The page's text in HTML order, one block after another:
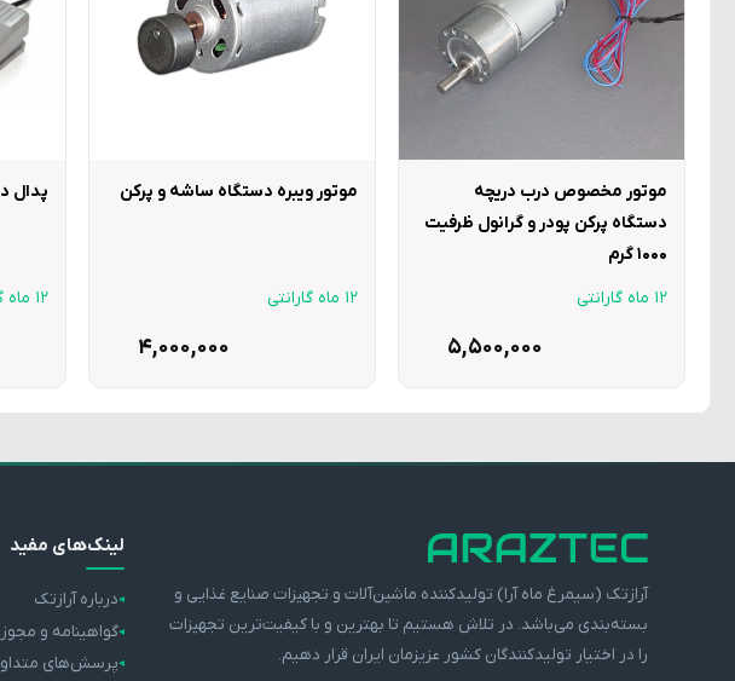
موتور مخصوص درب دریچه
دستگاه پرکن پودر و گرانول ظرفیت
1000 گرم
12 ماه گارانتی
5,500,000
موتور ویبره دستگاه ساشه و پرکن
12 ماه گارانتی
4,000,000
پدال
12 ماه گارانتی
آرازتک (سیمرغ ماه آرا) تولیدکننده ماشین‌آلات و تجهیزات صنایع غذایی و
بسته‌بندی می‌باشد. در تلاش هستیم تا بهترین و با کیفیت‌ترین تجهیزات
را در اختیار تولیدکنندگان کشور عزیزمان ایران قرار دهیم.
لینک‌های مفید
درباره آرازتک
گواهینامه و
پرسش‌های